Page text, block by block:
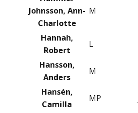
Johnsson, Ann-
Charlotte
M
Hannah,
Robert
L
Hansson,
Anders
M
Hansén,
Camilla
MP